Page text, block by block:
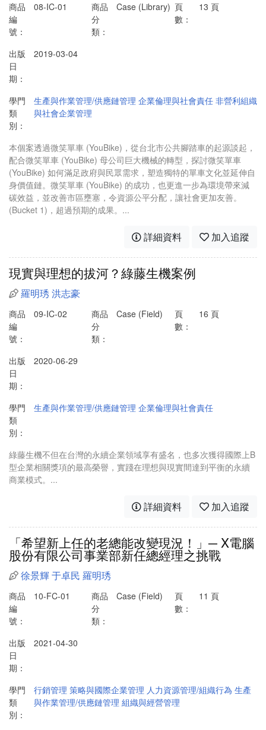
商品
編
號：
08-IC-01
商品
分
類：
Case (Library) 頁
數：
13 頁
出版
日
期：
2019-03-04
學門
類
別：
生產與作業管理/供應鏈管理 企業倫理與社會責任 非營利組織
與社會企業管理
本個案透過微笑單車 (YouBike)，從台北市公共腳踏車的起源談起，
配合微笑單車 (YouBike) 母公司巨大機械的轉型，探討微笑單車
(YouBike) 如何滿足政府與民眾需求，塑造獨特的單車文化並延伸自
身價值鏈。微笑單車 (YouBike) 的成功，也更進一步為環境帶來減
碳效益，並改善市區壅塞，令資源公平分配，讓社會更加友善。
(Bucket 1)，超過預期的成果。...
詳細資料 加入追蹤
現實與理想的拔河？綠藤生機案例
羅明琇 洪志豪
商品
編
號：
09-IC-02
商品
分
類：
Case (Field)
頁
數：
16 頁
出版
日
期：
2020-06-29
學門
類
別：
生產與作業管理/供應鏈管理 企業倫理與社會責任
綠藤生機不但在台灣的永續企業領域享有盛名，也多次獲得國際上B
型企業相關獎項的最高榮譽，實踐在理想與現實間達到平衡的永續
商業模式。...
詳細資料 加入追蹤
「希望新上任的老總能改變現況！」─ X電腦
股份有限公司事業部新任總經理之挑戰
徐景輝于卓民 羅明琇
商品
編
號：
10-FC-01
商品
分
類：
Case (Field)
頁
數：
11 頁
出版
日
期：
2021-04-30
學門
類
別：
行銷管理 策略與國際企業管理 人力資源管理/組織行為 生產
與作業管理/供應鏈管理 組織與經營管理